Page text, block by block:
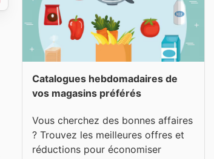
Catalogues hebdomadaires de
vos magasins préférés
Vous cherchez des bonnes affaires
? Trouvez les meilleures offres et
réductions pour économiser